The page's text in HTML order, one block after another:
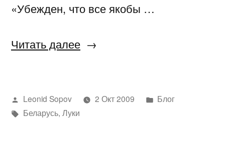
«Убежден, что все якобы …
Читать далее«Лужков.
Написано
автором
Leonid Sopov 2 Окт 2009
Написано
Блог
Метки:
Беларусь, Луки